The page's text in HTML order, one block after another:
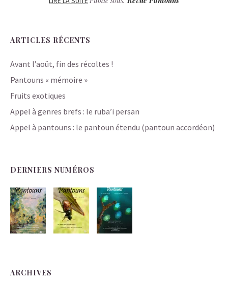
ARTICLES RÉCENTS
Avant l’août, fin des récoltes !
Pantouns « mémoire »
Fruits exotiques
Appel à genres brefs : le ruba’i persan
Appel à pantouns : le pantoun étendu (pantoun accordéon)
DERNIERS NUMÉROS
ARCHIVES